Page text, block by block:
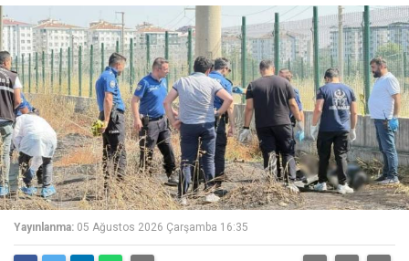
Yayınlanma: 05 Ağustos 2026 Çarşamba 16:35